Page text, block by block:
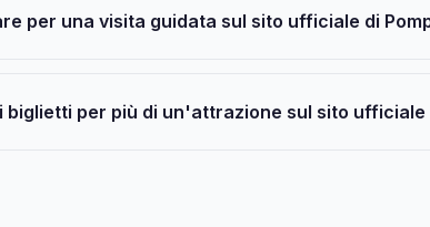
per una visita guidata sul sito ufficiale di
biglietti per più di un'attrazione sul sito ufficiale